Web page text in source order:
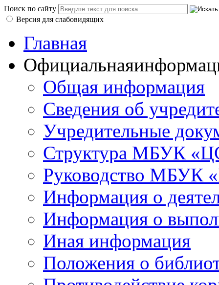
Поиск по сайту
Версия для слабовидящих
Главная
Официальная
Общая информация
Сведения об
Учредительные
Структура МБУК
Руководство МБУК
Информация о
Информация о
Иная информация
Положения о